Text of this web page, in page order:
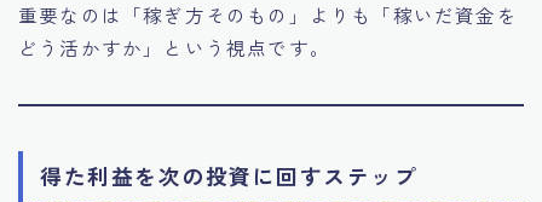
重要なのは「稼ぎ方そのもの」よりも「稼いだ資金を
どう活かすか」という視点です。
得た利益を次の投資に回すステップ